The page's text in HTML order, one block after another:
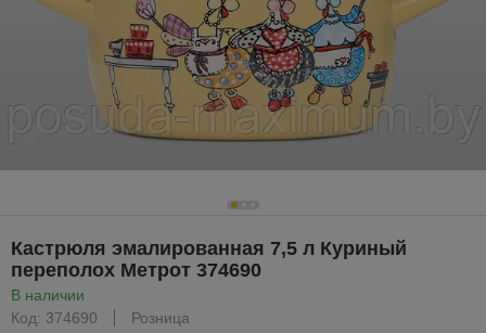
Кастрюля эмалированная 7,5 л Куриный
переполох Метрот 374690
В наличии
Код: 374690
Розница